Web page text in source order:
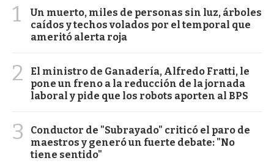
1
Un muerto, miles de personas sin luz, árboles
caídos y techos volados por el temporal que
ameritó alerta roja
2
El ministro de Ganadería, Alfredo Fratti, le
pone un freno a la reducción de la jornada
laboral y pide que los robots aporten al BPS
3
Conductor de "Subrayado" criticó el paro de
maestros y generó un fuerte debate: "No
tiene sentido"